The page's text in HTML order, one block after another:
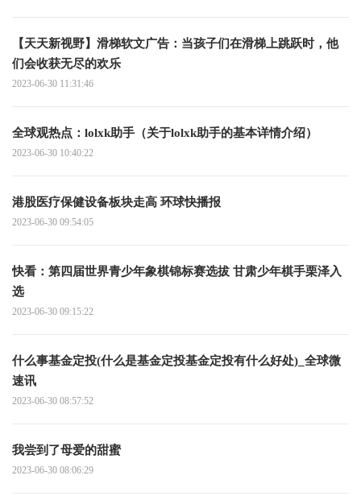
【天天新视野】滑梯软文广告：当孩子们在滑梯上跳跃时，他
们会收获无尽的欢乐
2023-06-30 11:31:46
全球观热点：lolxk助手（关于lolxk助手的基本详情介绍）
2023-06-30 10:40:22
港股医疗保健设备板块走高 环球快播报
2023-06-30 09:54:05
快看：第四届世界青少年象棋锦标赛选拔 甘肃少年棋手栗泽入
选
2023-06-30 09:15:22
什么事基金定投(什么是基金定投基金定投有什么好处)_全球微
速讯
2023-06-30 08:57:52
我尝到了母爱的甜蜜
2023-06-30 08:06:29